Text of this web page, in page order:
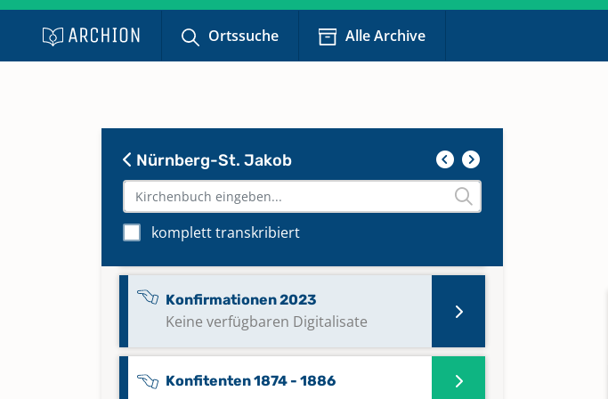
Ortssuche Alle Archive
Nürnberg-St. Jakob
komplett transkribiert
Keine verfügbaren Digitalisate
Konfirmationen 1960 - 2022
Keine verfügbaren Digitalisate
Konfirmationen 2023
Keine verfügbaren Digitalisate
Konfitenten 1874 - 1886